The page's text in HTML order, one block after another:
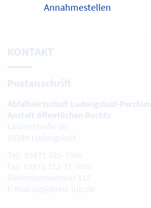
Annahmestellen
KONTAKT
Postanschrift
Abfallwirtschaft Ludwigslust-Parchim
Anstalt öffentlichen Rechts
Lindenstraße 30
19288 Ludwigslust
Tel: 03871 722-7000
Fax: 03871 722-77 7000
Behördennummer 115
E-Mail:alp@kreis-lup.de